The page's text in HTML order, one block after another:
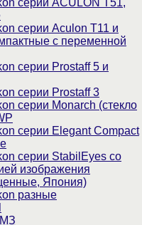
серии ACULON Т51,
серии Aculon T11 и
с переменной
серии Prostaff 5 и
серии Prostaff 3
серии Monarch (стекло
серии Elegant Compact
серии StabilEyes со
изображения
Япония)
разные